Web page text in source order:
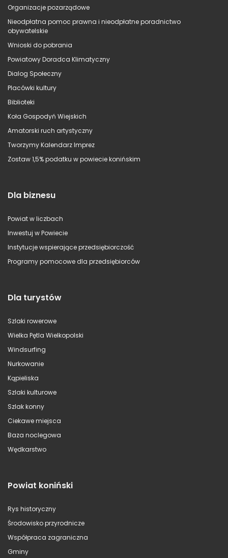
Organizacje pozarządowe
Nieodpłatna pomoc prawna i nieodpłatne poradnictwo
obywatelskie
Wnioski do pobrania
Powiatowy Doradca Klimatyczny
Dialog Społeczny
Placówki kultury
Biblioteki
Koła Gospodyń Wiejskich
Amatorski ruch artystyczny
Tworzymy Kalendarz Imprez
Zostaw 1,5% podatku w powiecie konińskim
Dla biznesu
Powiat w liczbach
Inwestuj w Powiecie
Instytucje wspierające przedsiębiorczość
Programy pomocowe dla przedsiębiorców
Dla turystów
Szlaki rowerowe
Wielka Pętla Wielkopolski
Windsurfing
Nurkowanie
Kąpieliska
Szlaki kulturowe
Szlak konny
Ciekawe miejsca
Baza noclegowa
Wędkarstwo
Powiat koniński
Rys historyczny
Środowisko przyrodnicze
Współpraca zagraniczna
Gminy